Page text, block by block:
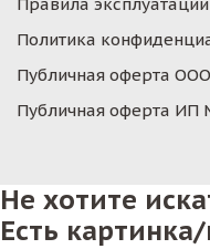
Политика
Публичная оферта
Публичная оферта ИП
Не хотите
Есть